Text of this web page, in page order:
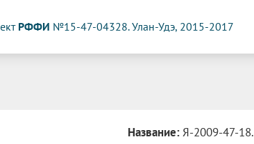
РФФИ №15-47-04328. Улан-Удэ, 2015-2017
Название:Я-2009-47-18.